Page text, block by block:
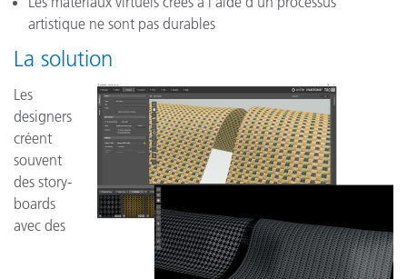
artistique ne sont pas durables
La solution
Les
designers
créent
souvent
des story-
boards
avec des